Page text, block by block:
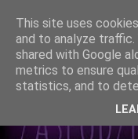
This site uses
and to analyze traffic.
shared with Google
metrics to ensure
statistics, and to